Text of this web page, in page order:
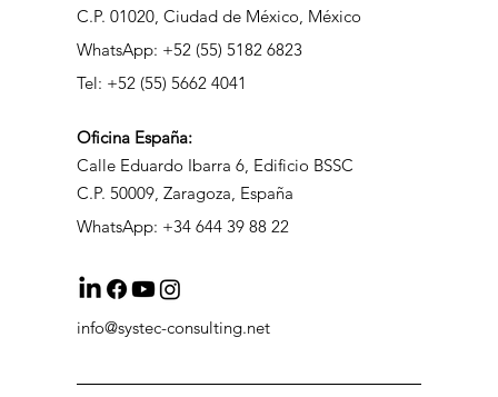
C.P. 01020, Ciudad de México, México
Tel: +52 (55) 5662 4041
WhatsApp: +52 (55) 5182 6823
OficinaEspaña:
Calle Eduardo Ibarra 6, Edificio BSSC
C.P. 50009, Zaragoza, España
WhatsApp: +34 644 39 88 22
info@systec-consulting.net